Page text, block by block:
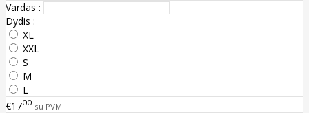
Vardas :
Dydis :
XL
XXL
S
M
L
€1700 su PVM